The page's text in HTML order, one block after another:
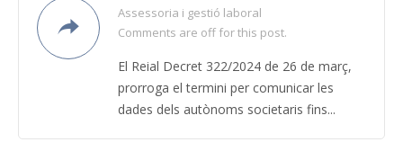
Assessoria i gestió laboral
Comments are off for this post.
El Reial Decret 322/2024 de 26 de març,
prorroga el termini per comunicar les
dades dels autònoms societaris fins...